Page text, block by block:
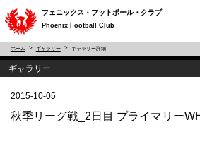
フェニックス・フットボール・クラブ
Phoenix Football Club
ホーム ギャラリー ギャラリー詳細
ギャラリー
2015-10-05
秋季リーグ戦_2日目 プライマリー